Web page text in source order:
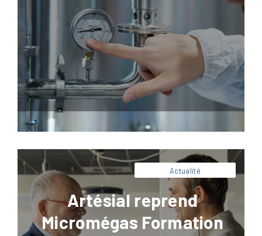
Actualité
Artésial reprend
Micromégas Formation
Facebook
LinkedInPinterest
Artésial reprend l’activité de la société
Micromégas, spécialisée dans la montée en
compétence des équipes industrielles de
grands groupes internationaux de
l’agroalimentaire.